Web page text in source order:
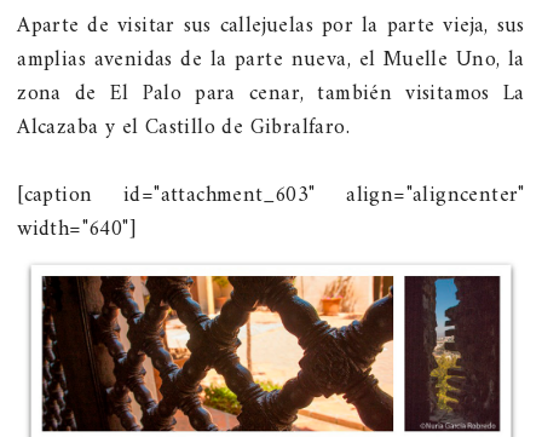
Aparte de visitar sus callejuelas por la parte vieja, sus
amplias avenidas de la parte nueva, el Muelle Uno, la
zona de El Palo para cenar, también visitamos La
Alcazaba y el Castillo de Gibralfaro.
[caption id="attachment_603" align="aligncenter"
width="640"]